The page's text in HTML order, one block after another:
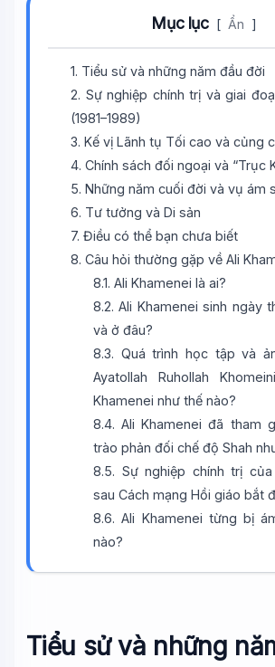
Mục lục [ Ẩn ]
1. Tiểu sử và những năm đầu đời
2. Sự nghiệp chính trị và giai
(1981–1989)
3. Kế vị Lãnh tụ Tối cao và củng
4. Chính sách đối ngoại và “Trục
5. Những năm cuối đời và vụ ám
6. Tư tưởng và Di sản
7. Điều có thể bạn chưa biết
8. Câu hỏi thường gặp về Ali
8.1. Ali Khamenei là ai?
8.2. Ali Khamenei sinh ngày
và ở đâu?
8.3. Quá trình học tập và
Ayatollah Ruhollah
Khamenei như thế nào?
8.4. Ali Khamenei đã tham
trào phản đối chế độ Shah
8.5. Sự nghiệp chính trị của
sau Cách mạng Hồi giáo bắt
8.6. Ali Khamenei từng bị
nào?
Tiểu sử và những